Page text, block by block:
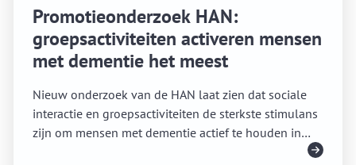
Promotieonderzoek HAN:
groepsactiviteiten activeren mensen
met dementie het meest
Nieuw onderzoek van de HAN laat zien dat sociale
interactie en groepsactiviteiten de sterkste stimulans
zijn om mensen met dementie actief te houden in